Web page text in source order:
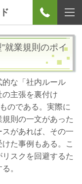
就業規則のポイ
な「社内ルール
主張を裏付け
のである。実際に
則の一文があった
があれば、その一
た事例もある。こ
スクを回避するた
。